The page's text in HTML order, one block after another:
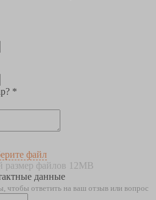
*
файл
файлов 12MB
данные
чтобы ответить на ваш отзыв или вопрос